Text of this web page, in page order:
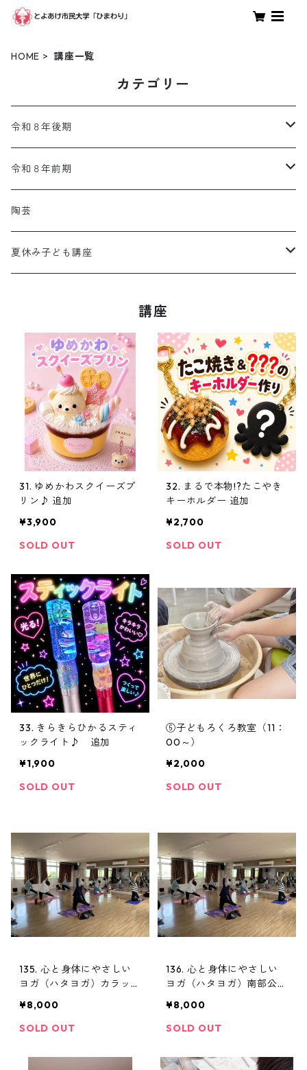
HOME 講座一覧
カテゴリー
令和８年後期
体験
親子
調理
音楽
手芸・美術
語学
健康・体操
土日
令和８年前期
体験
親子
趣味・教養・生活
手芸・美術
語学
健康・体操
夜
土・日
陶芸
夏休み子ども講座
講座
31. ゆめかわスクイーズプ
リン♪ 追加
¥3,900
SOLD OUT
32. まるで本物!?たこやき
キーホルダー 追加
¥2,700
SOLD OUT
33. きらきらひかるスティ
ックライト♪ 追加
¥1,900
SOLD OUT
⑥子どもろくろ教室（11：
00～）
¥2,000
SOLD OUT
135. 心と身体にやさしい
ヨガ（ハタヨガ）カラッ
¥8,000
SOLD OUT
136. 心と身体にやさしい
ヨガ（ハタヨガ）南部公民
¥8,000
SOLD OUT